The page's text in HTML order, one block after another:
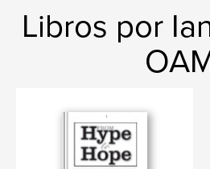
Libros por